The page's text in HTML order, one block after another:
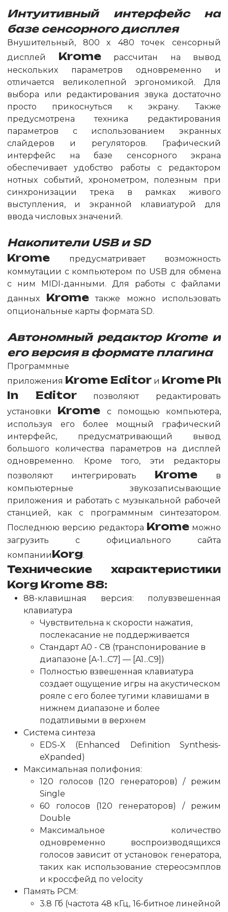
Интуитивный интерфейс на
базе сенсорного дисплея
Внушительный, 800 x 480 точек сенсорный
дисплей Kromeрассчитан на вывод
нескольких параметров одновременно и
отличается великолепной эргономикой. Для
выбора или редактирования звука достаточно
просто прикоснуться к экрану. Также
предусмотрена техника редактирования
параметров с использованием экранных
слайдеров и регуляторов. Графический
интерфейс на базе сенсорного экрана
обеспечивает удобство работы с редактором
нотных событий, хронометром, полезным при
синхронизации трека в рамках живого
выступления, и экранной клавиатурой для
ввода числовых значений.
Накопители USB и SD
Krome предусматривает возможность
коммутации с компьютером по USB для обмена
с ним MIDI-данными. Для работы с файлами
данных Kromeтакже можно использовать
опциональные карты формата SD.
Автономный редактор Kromeи
его версия в формате плагина
Программные
приложения Krome Editor и Krome
In Editorпозволяют редактировать
установки Krome с помощью компьютера,
используя его более мощный графический
интерфейс, предусматривающий вывод
большого количества параметров на дисплей
одновременно. Кроме того, эти редакторы
позволяют интегрировать Krome в
компьютерные звукозаписывающие
приложения и работать с музыкальной рабочей
станцией, как с программным синтезатором.
Последнюю версию редактора Kromeможно
загрузить с официального сайта
компанииKorg.
Технические характеристики
Korg Krome 88:
88-клавишная версия: полувзвешенная
клавиатура
Чувствительна к скорости нажатия,
послекасание не поддерживается
Стандарт A0 - C8 (транспонирование в
диапазоне [A-1...C7] — [A1...C9])
Полностью взвешенная клавиатура
создает ощущение игры на акустическом
рояле с его более тугими клавишами в
нижнем диапазоне и более
податливыми в верхнем
Система синтеза
EDS-X (Enhanced Definition Synthesis-
eXpanded)
Максимальная полифония:
120 голосов (120 генераторов) / режим
Single
60 голосов (120 генераторов) / режим
Double
Максимальное количество
одновременно воспроизводящихся
голосов зависит от установок генератора,
таких как использование стереосэмплов
и кроссфейд по velocity
Память PCM:
3.8 Гб (частота 48 кГц, 16-битное линейной